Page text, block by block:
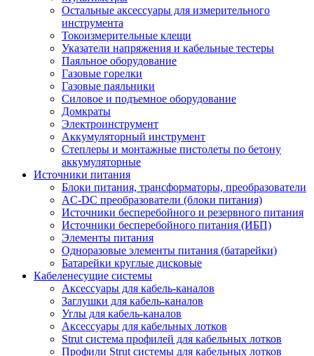
Остальные аксессуары для измерительного
инструмента
Токоизмерительные клещи
Указатели напряжения и кабельные тестеры
Паяльное оборудование
Газовые горелки
Газовые паяльники
Силовое и подъемное оборудование
Домкраты
Электроинструмент
Аккумуляторный инструмент
Степлеры и монтажные пистолеты по бетону
аккумуляторные
Источники питания
Блоки питания, трансформаторы, преобразователи
AC-DC преобразователи (блоки питания)
Источники бесперебойного и резервного питания
Источники бесперебойного питания (ИБП)
Элементы питания
Одноразовые элементы питания (батарейки)
Батарейки круглые дисковые
Кабеленесущие системы
Аксессуары для кабель-каналов
Заглушки для кабель-каналов
Углы для кабель-каналов
Аксессуары для кабельных лотков
Strut система профилей для кабельных лотков
Профили Strut системы для кабельных лотков